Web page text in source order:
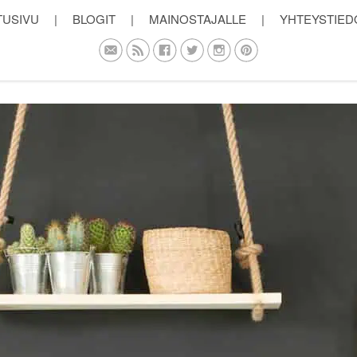
| BLOGIT | MAINOSTAJALLE |